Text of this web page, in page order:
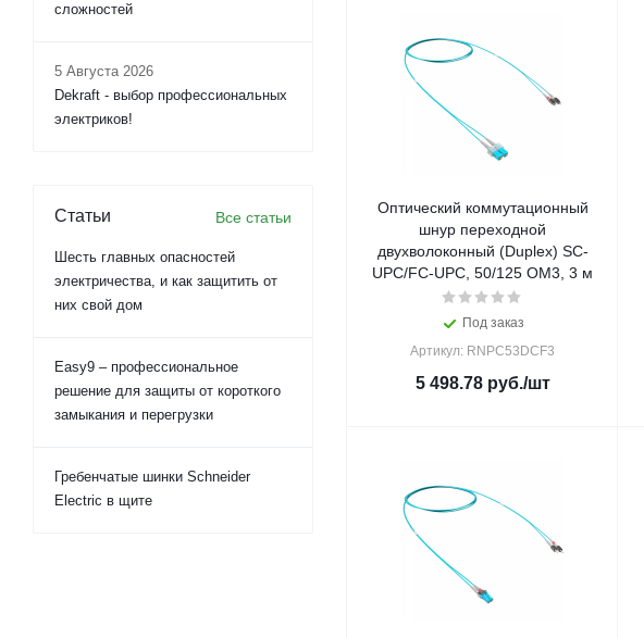
Оптический коммутационный
шнур переходной
двухволоконный (Duplex) SC-
UPC/FC-UPC, 50/125 OM3, 3 м
Под заказ
Артикул: RNPC53DCF3
5 498.78руб./шт
сложностей
5 Августа 2026
Dekraft - выбор профессиональных
электриков!
Статьи Все статьи
Шесть главных опасностей
электричества, и как защитить от
них свой дом
Easy9 – профессиональное
решение для защиты от короткого
замыкания и перегрузки
Гребенчатые шинки Schneider
Electric в щите